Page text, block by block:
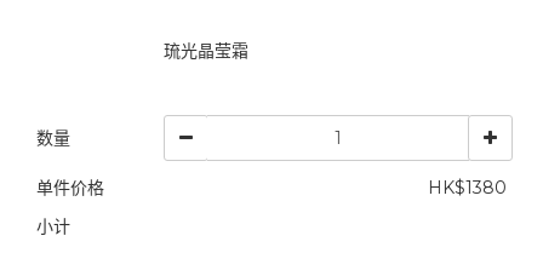
琉光晶莹霜
数量
单件价格
HK$1380
小计